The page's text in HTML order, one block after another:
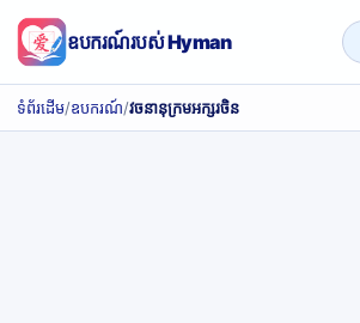
ឧបករណ៍របស់ Hyman
ទំព័រដើម/ឧបករណ៍/វចនានុក្រមអក្សរចិន